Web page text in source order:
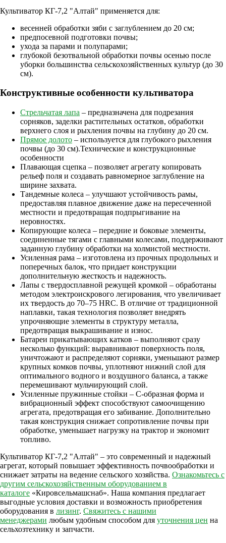
Культиватор КГ-7,2 "Алтай" применяется для:
весенней обработки зяби с заглублением до 20 см;
предпосевной подготовки почвы;
ухода за парами и полупарами;
глубокой безотвальной обработки почвы осенью после
уборки большинства сельскохозяйственных культур (до 30
см).
Конструктивные особенности культиватора
Стрельчатая лапа – предназначена для подрезания
сорняков, заделки растительных остатков, обработки
верхнего слоя и рыхления почвы на глубину до 20 см.
Прямое долото – используется для глубокого рыхления
почвы (до 30 см).Технические и конструкционные
особенности
Плавающая сцепка – позволяет агрегату копировать
рельеф поля и создавать равномерное заглубление на
ширине захвата.
Тандемные колеса – улучшают устойчивость рамы,
предоставляя плавное движение даже на пересеченной
местности и предотвращая подпрыгивание на
неровностях.
Копирующие колеса – передние и боковые элементы,
соединенные тягами с главными колесами, поддерживают
заданную глубину обработки на холмистой местности.
Усиленная рама – изготовлена из прочных продольных и
поперечных балок, что придает конструкции
дополнительную жесткость и надежность.
Лапы с твердосплавной режущей кромкой – обработаны
методом электроискрового легирования, что увеличивает
их твердость до 70–75 HRC. В отличие от традиционной
наплавки, такая технология позволяет внедрять
упрочняющие элементы в структуру металла,
предотвращая выкрашивание и износ.
Батареи прикатывающих катков – выполняют сразу
несколько функций: выравнивают поверхность поля,
уничтожают и распределяют сорняки, уменьшают размер
крупных комков почвы, уплотняют нижний слой для
оптимального водного и воздушного баланса, а также
перемешивают мульчирующий слой.
Усиленные пружинные стойки – С-образная форма и
вибрационный эффект способствуют самоочищению
агрегата, предотвращая его забивание. Дополнительно
такая конструкция снижает сопротивление почвы при
обработке, уменьшает нагрузку на трактор и экономит
топливо.
Культиватор КГ-7,2 "Алтай" – это современный и надежный
агрегат, который повышает эффективность почвообработки и
снижает затраты на ведение сельского хозяйства. Ознакомьтесь с
другим сельскохозяйственным оборудованием в
каталоге «Кировсельмашснаб». Наша компания предлагает
выгодные условия доставки и возможность приобретения
оборудования в лизинг. Свяжитесь с нашими
менеджерами любым удобным способом для уточнения цен на
сельхозтехнику и запчасти.